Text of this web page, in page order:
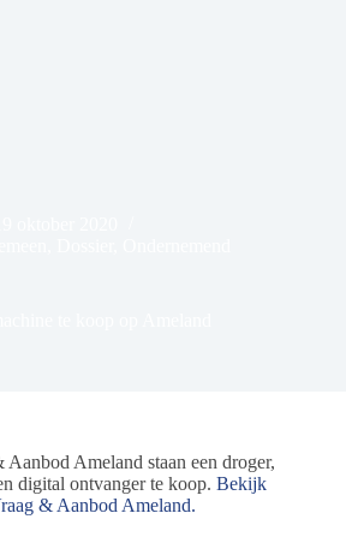
Ameland staan een droger,
digital ontvanger te koop. Bekijk
& Aanbod Ameland.